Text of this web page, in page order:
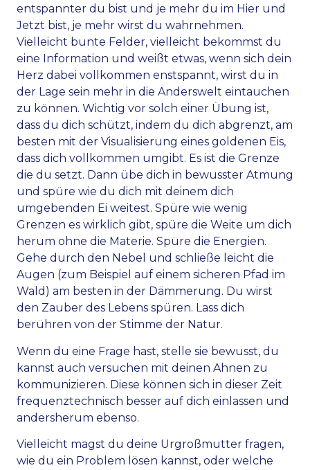
entspannter du bist und je mehr du im Hier und
Jetzt bist, je mehr wirst du wahrnehmen.
Vielleicht bunte Felder, vielleicht bekommst du
eine Information und weißt etwas, wenn sich dein
Herz dabei vollkommen enstspannt, wirst du in
der Lage sein mehr in die Anderswelt eintauchen
zu können. Wichtig vor solch einer Übung ist,
dass du dich schützt, indem du dich abgrenzt, am
besten mit der Visualisierung eines goldenen Eis,
dass dich vollkommen umgibt. Es ist die Grenze
die du setzt. Dann übe dich in bewusster Atmung
und spüre wie du dich mit deinem dich
umgebenden Ei weitest. Spüre wie wenig
Grenzen es wirklich gibt, spüre die Weite um dich
herum ohne die Materie. Spüre die Energien.
Gehe durch den Nebel und schließe leicht die
Augen (zum Beispiel auf einem sicheren Pfad im
Wald) am besten in der Dämmerung. Du wirst
den Zauber des Lebens spüren. Lass dich
berühren von der Stimme der Natur.
Wenn du eine Frage hast, stelle sie bewusst, du
kannst auch versuchen mit deinen Ahnen zu
kommunizieren. Diese können sich in dieser Zeit
frequenztechnisch besser auf dich einlassen und
andersherum ebenso.
Vielleicht magst du deine Urgroßmutter fragen,
wie du ein Problem lösen kannst, oder welche